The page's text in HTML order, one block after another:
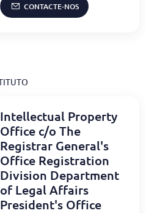
CONTACTE-NOS
Intellectual Property
Office c/o The
Registrar General's
Office Registration
Division Department
of Legal Affairs
President's Office